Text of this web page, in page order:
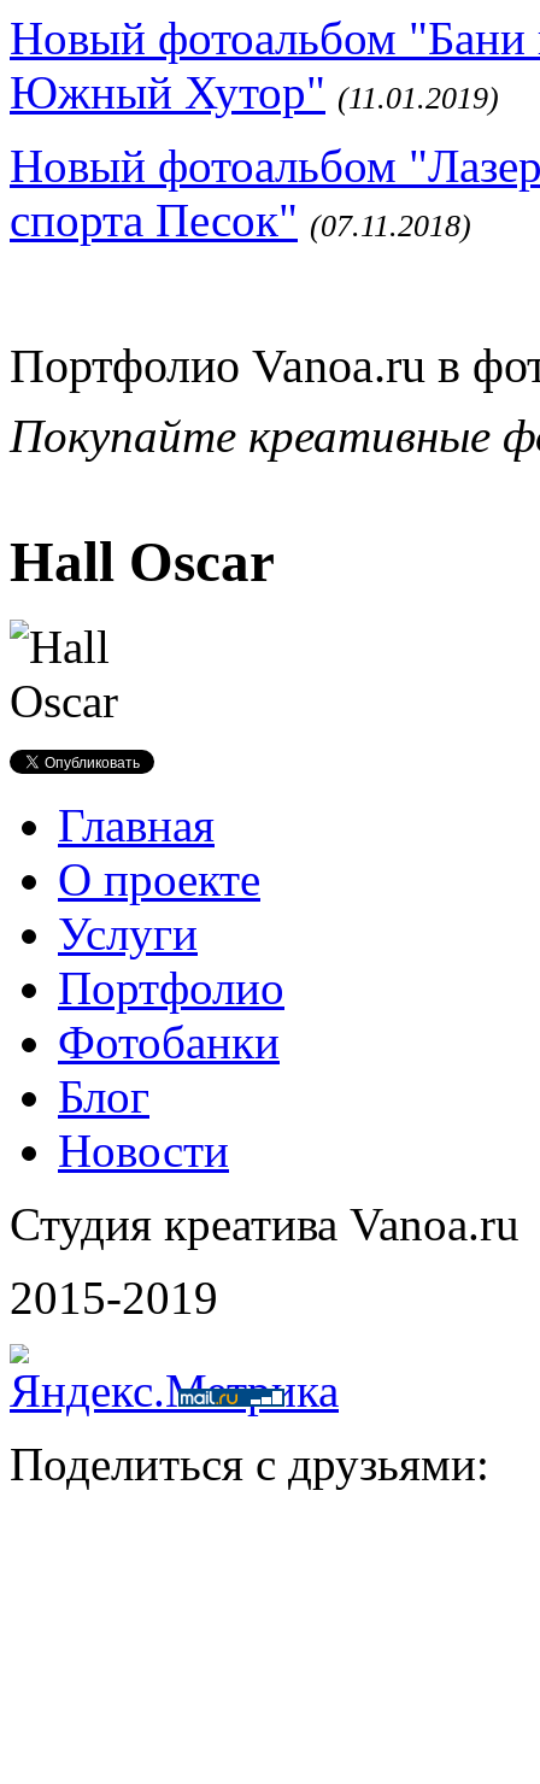
Новый фотоальбом "Бани
Южный Хутор" (11.01.2019)
Новый фотоальбом
спорта Песок" (07.11.2018)
Портфолио Vanoa.ru в
Покупайте креативные
Hall Oscar
Главная
О проекте
Услуги
Портфолио
Фотобанки
Блог
Новости
Студия креатива Vanoa.ru
2015-2019
Поделиться с друзьями: